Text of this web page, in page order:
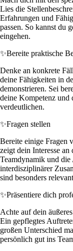
Lies die
Erfahrungen und
passen. So kannst du
eingehen.
✨Bereite praktische
Denke an konkrete
deine Fähigkeiten in
demonstrieren. Sei
deine Kompetenz und
verdeutlichen.
✨Fragen stellen
Bereite einige Fragen
zeigt dein Interesse
Teamdynamik und die
interdisziplinärer
sind besonders
✨Präsentiere dich
Achte auf dein
Ein gepflegtes
großen Unterschied
persönlich gut ins